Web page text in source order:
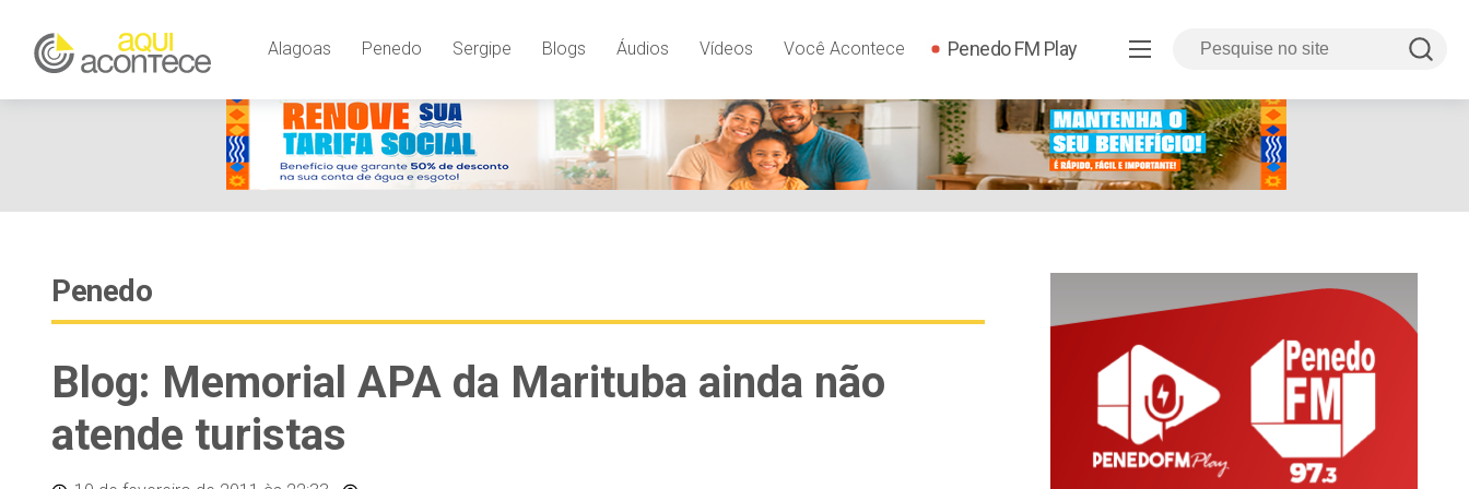
Alagoas Penedo Sergipe Blogs Áudios Vídeos Você Acontece Penedo FM Play
Penedo
Blog: Memorial APA da Marituba ainda não
atende turistas